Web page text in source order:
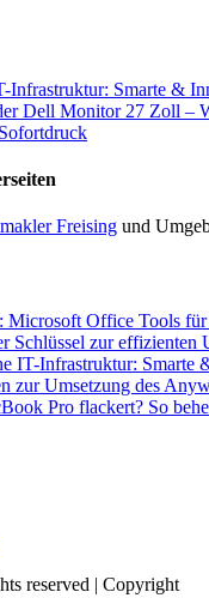
Freising und
Microsoft Office Tools
Schlüssel zur effizienten
IT-Infrastruktur: Smarte
zur Umsetzung des
Pro flackert? So
reserved | Copyright